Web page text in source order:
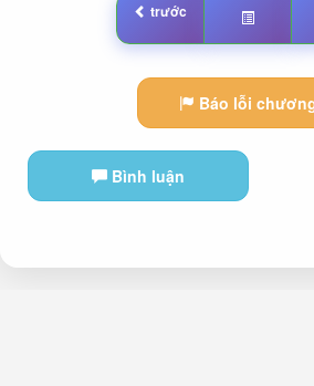
trước
Báo lỗi
Bình luận